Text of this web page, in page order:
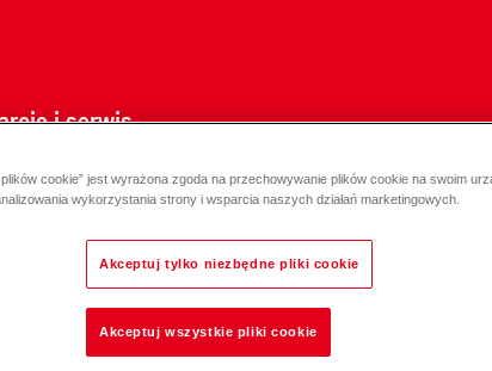
i serwis
Odpowiedzialność za
cookie” jest wyrażona zgoda na przechowywanie plików cookie na swoim
wykorzystania strony i wsparcia naszych działań marketingowych.
Akceptuj tylko niezbędne pliki cookie
Akceptuj wszystkie pliki cookie